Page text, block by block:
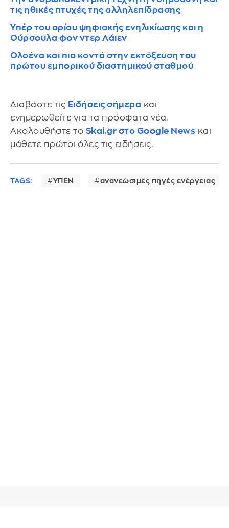
τις ηθικές πτυχές της αλληλεπίδρασης
Υπέρ του ορίου ψηφιακής ενηλικίωσης και η
Ούρσουλα φον ντερ Λάιεν
Ολοένα και πιο κοντά στην εκτόξευση του
πρώτου εμπορικού διαστημικού σταθμού
Διαβάστε τις Ειδήσεις σήμερα και
ενημερωθείτε για τα πρόσφατα νέα.
Ακολουθήστε το Skai.gr στο Google News και
μάθετε πρώτοι όλες τις ειδήσεις.
TAGS: ΥΠΕΝ ανανεώσιμες πηγές ενέργειας